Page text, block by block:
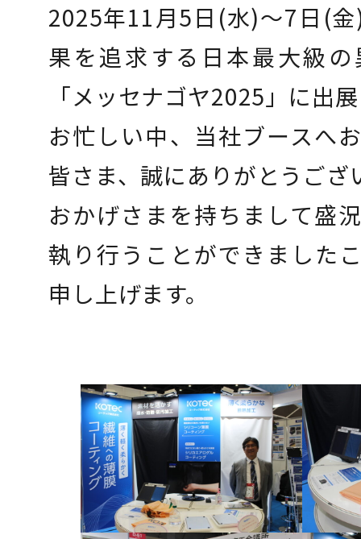
2025年11月5日(水)～7日(
果を追求する日本最大級
「メッセナゴヤ2025」に出
お忙しい中、当社ブースへ
皆さま、誠にありがとうござ
おかげさまを持ちまして盛
執り行うことができました
申し上げます。